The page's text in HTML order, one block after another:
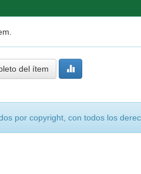
del ítem
por copyright, con todos los